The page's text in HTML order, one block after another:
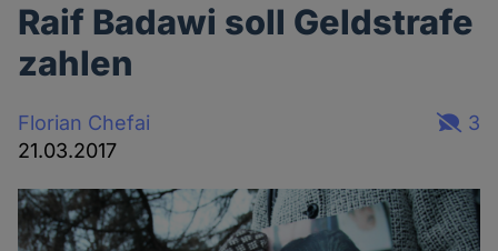
Raif Badawi soll Geldstrafe
zahlen
Florian Chefai
21.03.2017
3